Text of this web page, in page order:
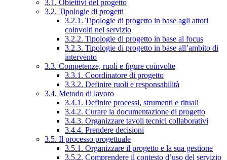
3.1. Obiettivi del progetto
3.2. Tipologie di progetti
3.2.1. Tipologie di progetto in base agli attori
coinvolti nel servizio
3.2.2. Tipologie di progetto in base al focus
3.2.3. Tipologie di progetto in base all’ambito di
intervento
3.3. Competenze, ruoli e figure coinvolte
3.3.1. Coordinatore di progetto
3.3.2. Definire ruoli e responsabilità
3.4. Metodo di lavoro
3.4.1. Definire processi, strumenti e rituali
3.4.2. Curare la documentazione di progetto
3.4.3. Organizzare tavoli tecnici collaborativi
3.4.4. Prendere decisioni
3.5. Il processo progettuale
3.5.1. Organizzare il progetto e la sua gestione
3.5.2. Comprendere il contesto d’uso del servizio